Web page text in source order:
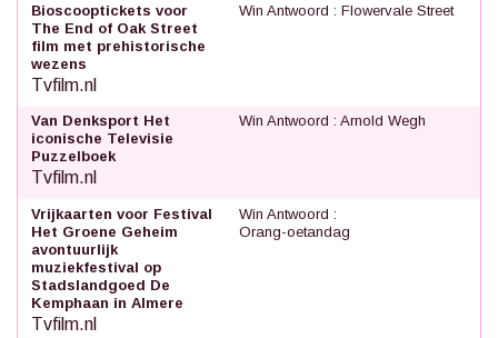
Bioscooptickets voor
The End of Oak Street
film met prehistorische
wezens
Tvfilm.nl
Win Antwoord : Flowervale Street
Van Denksport Het
iconische Televisie
Puzzelboek
Tvfilm.nl
Win Antwoord : Arnold Wegh
Vrijkaarten voor Festival
Het Groene Geheim
avontuurlijk
muziekfestival op
Stadslandgoed De
Kemphaan in Almere
Tvfilm.nl
Win Antwoord :
Orang-oetandag